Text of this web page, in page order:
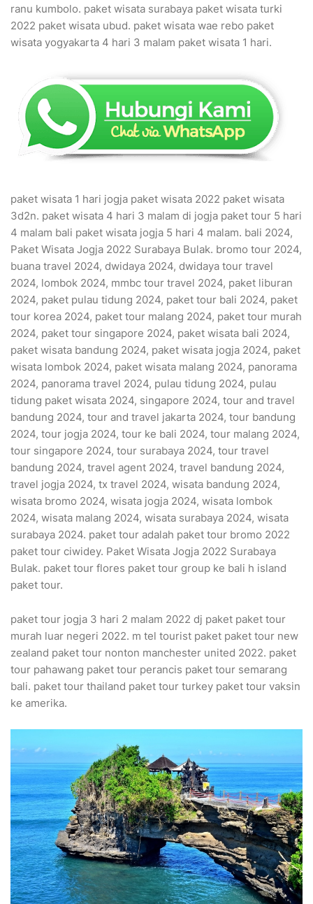
ranu kumbolo. paket wisata surabaya paket wisata turki
2022 paket wisata ubud. paket wisata wae rebo paket
wisata yogyakarta 4 hari 3 malam paket wisata 1 hari.
paket wisata 1 hari jogja paket wisata 2022 paket wisata
3d2n. paket wisata 4 hari 3 malam di jogja paket tour 5 hari
4 malam bali paket wisata jogja 5 hari 4 malam. bali 2024,
Paket Wisata Jogja 2022 Surabaya Bulak. bromo tour 2024,
buana travel 2024, dwidaya 2024, dwidaya tour travel
2024, lombok 2024, mmbc tour travel 2024, paket liburan
2024, paket pulau tidung 2024, paket tour bali 2024, paket
tour korea 2024, paket tour malang 2024, paket tour murah
2024, paket tour singapore 2024, paket wisata bali 2024,
paket wisata bandung 2024, paket wisata jogja 2024, paket
wisata lombok 2024, paket wisata malang 2024, panorama
2024, panorama travel 2024, pulau tidung 2024, pulau
tidung paket wisata 2024, singapore 2024, tour and travel
bandung 2024, tour and travel jakarta 2024, tour bandung
2024, tour jogja 2024, tour ke bali 2024, tour malang 2024,
tour singapore 2024, tour surabaya 2024, tour travel
bandung 2024, travel agent 2024, travel bandung 2024,
travel jogja 2024, tx travel 2024, wisata bandung 2024,
wisata bromo 2024, wisata jogja 2024, wisata lombok
2024, wisata malang 2024, wisata surabaya 2024, wisata
surabaya 2024. paket tour adalah paket tour bromo 2022
paket tour ciwidey. Paket Wisata Jogja 2022 Surabaya
Bulak. paket tour flores paket tour group ke bali h island
paket tour.
paket tour jogja 3 hari 2 malam 2022 dj paket paket tour
murah luar negeri 2022. m tel tourist paket paket tour new
zealand paket tour nonton manchester united 2022. paket
tour pahawang paket tour perancis paket tour semarang
bali. paket tour thailand paket tour turkey paket tour vaksin
ke amerika.